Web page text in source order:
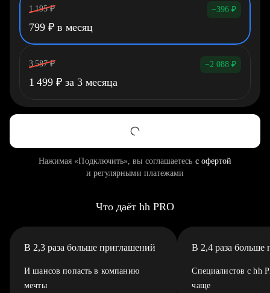
1 195 ₽ −396 ₽
799 ₽ в месяц
3 587 ₽ −2 088 ₽
1 499 ₽ за 3 месяца
Нажимая «Подключить», вы соглашаетесь с офертой
и регулярными платежами
Что даёт hh PRO
В 2,3 раза больше приглашений
И шансов попасть в компанию
мечты
В 2,4 раза больше
Специалистов с hh
чаще